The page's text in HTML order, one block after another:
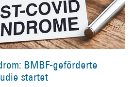
BMBF-geförderte
startet